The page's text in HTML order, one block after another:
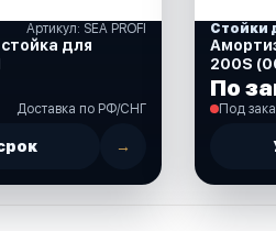
Артикул: SEA PROFI
для
Доставка по РФ/СНГ
→
Стойки
200S
По
Под